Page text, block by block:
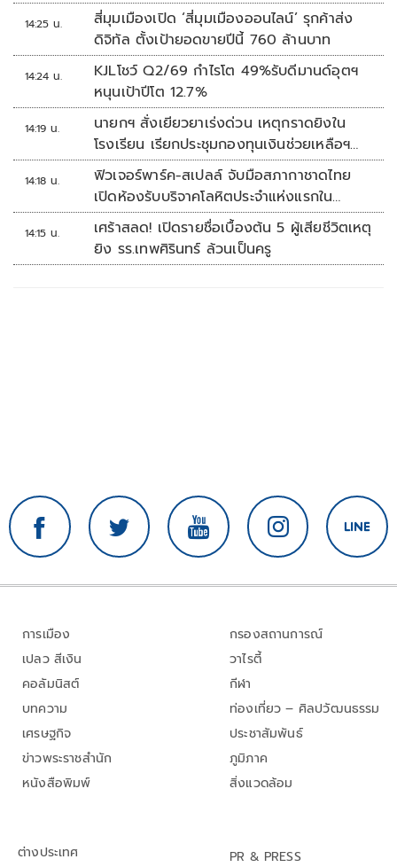
14:25 น.
สี่มุมเมืองเปิด ‘สี่มุมเมืองออนไลน์’ รุกค้าส่ง
ดิจิทัล ตั้งเป้ายอดขายปีนี้ 760 ล้านบาท
14:24 น.
KJLโชว์ Q2/69 กำไรโต 49%รับดีมานด์อุตฯ
หนุนเป้าปีโต 12.7%
14:19 น.
นายกฯ สั่งเยียวยาเร่งด่วน เหตุกราดยิงใน
โรงเรียน เรียกประชุมกองทุนเงินช่วยเหลือฯ
ทันที
14:18 น.
ฟิวเจอร์พาร์ค-สเปลล์ จับมือสภากาชาดไทย
เปิดห้องรับบริจาคโลหิตประจำแห่งแรกใน
ศูนย์การค้าปทุมธานี
14:15 น.
เศร้าสลด! เปิดรายชื่อเบื้องต้น 5 ผู้เสียชีวิตเหตุ
ยิง รร.เทพศิรินทร์ ล้วนเป็นครู
การเมือง
เปลว สีเงิน
คอลัมนิสต์
บทความ
เศรษฐกิจ
ข่าวพระราชสำนัก
หนังสือพิมพ์
กรองสถานการณ์
วาไรตี้
กีฬา
ท่องเที่ยว – ศิลปวัฒนธรรม
ประชาสัมพันธ์
ภูมิภาค
สิ่งแวดล้อม
ต่างประเทศ PR & PRESS